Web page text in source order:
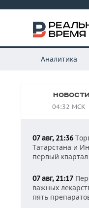
Аналитика
04:32 МСК
07 авг, 21:36
Татарстана и
первый квартал
07 авг, 21:17
важных
пять